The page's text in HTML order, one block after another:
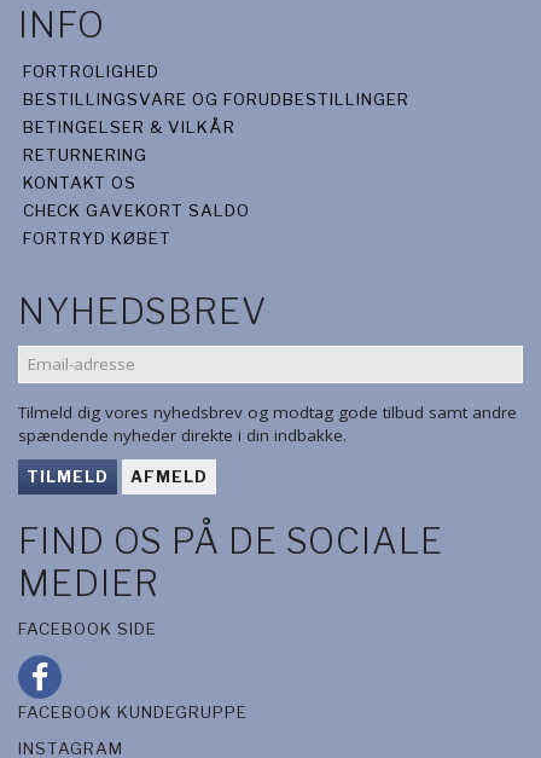
INFO
FORTROLIGHED
BESTILLINGSVARE OG FORUDBESTILLINGER
BETINGELSER & VILKÅR
RETURNERING
KONTAKT OS
CHECK GAVEKORT SALDO
FORTRYD KØBET
NYHEDSBREV
EMAIL-
ADRESSE
Tilmeld dig vores nyhedsbrev og modtag gode tilbud samt andre
spændende nyheder direkte i din indbakke.
TILMELD AFMELD
FIND OS PÅ DE SOCIALE
MEDIER
FACEBOOK SIDE
FACEBOOK KUNDEGRUPPE
INSTAGRAM